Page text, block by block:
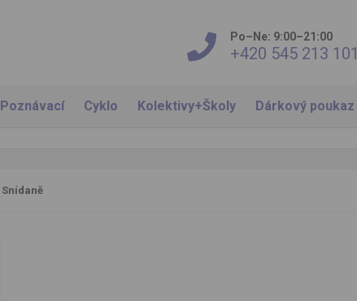
Po–Ne: 9:00–21:00
+420 545 213 101
Poznávací Cyklo Kolektivy+Školy Dárkový poukaz
Snídaně